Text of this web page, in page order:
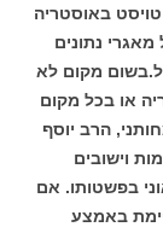
באוסטריה
נתונים
מקום לא
או בכל מקום
הרב יוסף
וישובים
בפשטותו. אם
באמצע